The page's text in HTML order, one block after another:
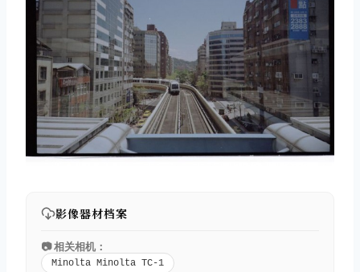
影像器材档案
📷 相关相机：
Minolta Minolta TC-1